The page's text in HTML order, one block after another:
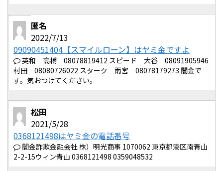
匿名
2022/7/13
09090451404【スマイルローン】はヤミ金ですよ
英和 高橋 08078819412 スピード 大谷 08091905946
村田 08080726022 スターク 雨宮 08078179273 闇金で
す。気おつけてください。
松田
2021/5/28
0368121498はヤミ金の電話番号
闇金詐欺金融会社 株）明光商事 1070062 東京都港区南青山
2-2-15ウィン青山 0368121498 0359048532